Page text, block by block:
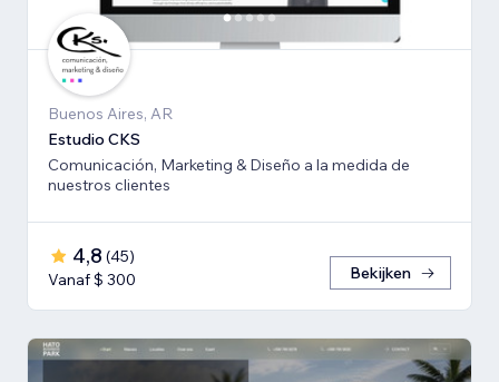
Buenos Aires, AR
Estudio CKS
Comunicación, Marketing & Diseño a la medida de
nuestros clientes
4,8 (45)
Vanaf $ 300
Bekijken